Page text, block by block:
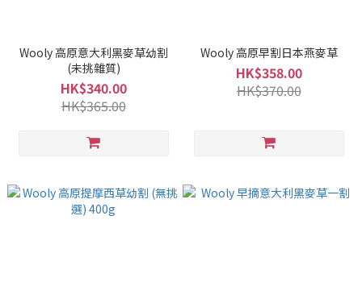
Wooly 高原意大利黑麥草幼割
(未挑雜質)
HK$340.00
HK$365.00
Wooly 高原早割日本燕麥草
HK$358.00
HK$370.00